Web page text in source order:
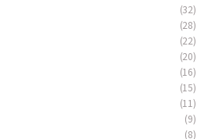
(32)
(28)
(22)
(20)
(16)
(15)
(11)
(9)
(8)